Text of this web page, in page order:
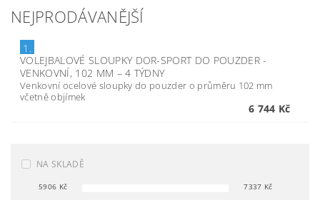
NEJPRODÁVANĚJŠÍ
1.
VOLEJBALOVÉ SLOUPKY DOR-SPORT DO POUZDER -
VENKOVNÍ, 102 MM –4 TÝDNY
Venkovní ocelové sloupky do pouzder o průměru 102 mm
včetně objímek
6 744 Kč
NA SKLADĚ
5906 Kč 7337 Kč